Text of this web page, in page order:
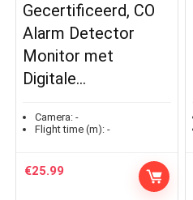
Gecertificeerd, CO
Alarm Detector
Monitor met
Digitale…
Camera: -
Flight time (m): -
€25.99